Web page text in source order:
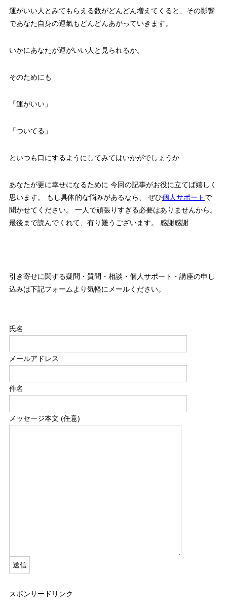
運がいい人とみてもらえる数がどんどん増えてくると、その影響
であなた自身の運氣もどんどんあがっていきます。
いかにあなたが運がいい人と見られるか。
そのためにも
「運がいい」
「ついてる」
といつも口にするようにしてみてはいかがでしょうか
あなたが更に幸せになるために 今回の記事がお役に立てば嬉しく
思います。 もし具体的な悩みがあるなら、 ぜひ個人サポート で
聞かせてください。 一人で頑張りすぎる必要はありませんから。
最後まで読んでくれて、有り難うございます。 感謝感謝
引き寄せに関する疑問・質問・相談・個人サポート・講座の申し
込みは下記フォームより気軽にメールください。
氏名
メールアドレス
件名
メッセージ本文 (任意)
スポンサードリンク